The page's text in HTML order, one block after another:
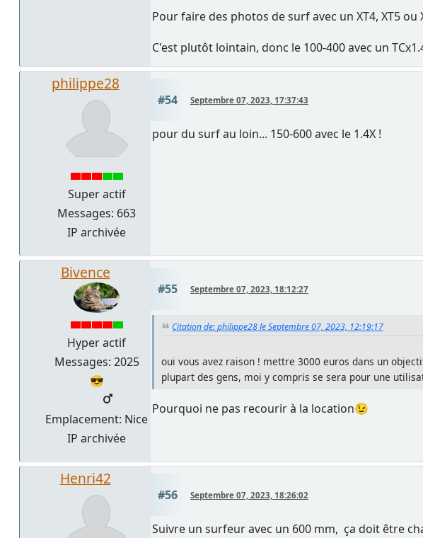
Pour faire des photos de surf avec un XT4, XT5
C'est plutôt lointain, donc le 100-400 avec un
philippe28
Super actif
Messages: 663
IP archivée
#54 Septembre 07, 2023, 17:37:43
pour du surf au loin... 150-600 avec le 1.4X !
Bivence
Hyper actif
Messages: 2025
😎
Emplacement: Nice
IP archivée
#55 Septembre 07, 2023, 18:12:27
Citation de: philippe28 le Septembre 07, 2023, 12:19:17
oui vous avez raison ! mettre 3000 euros dans un
plupart des gens, moi y compris se sera pour une
Pourquoi ne pas recourir à la location😉
Henri42
#56 Septembre 07, 2023, 18:26:02
Suivre un surfeur avec un 600 mm, ça doit être